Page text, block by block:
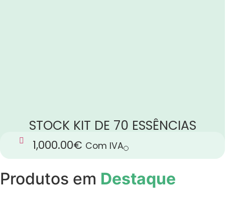
STOCK KIT DE 70 ESSÊNCIAS
1,000.00€ Com IVA
Produtos em Destaque